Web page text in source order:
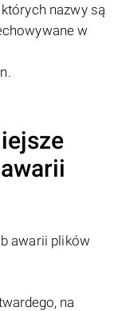
nazwy są
w
awarii plików
na